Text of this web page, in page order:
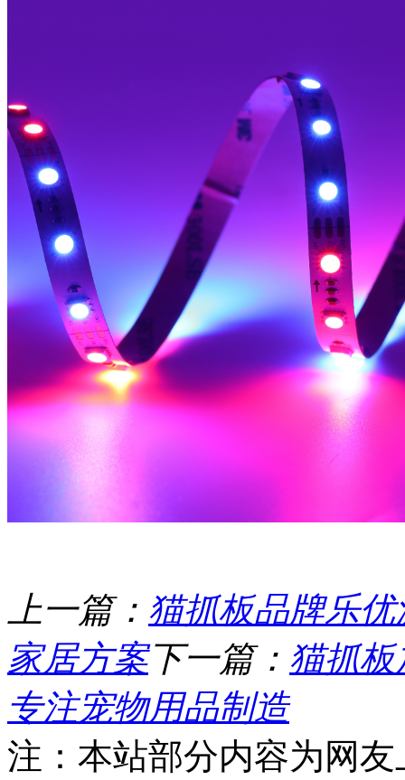
上一篇： 猫抓板品牌乐
家居方案下一篇： 猫抓
专注宠物用品制造
注：本站部分内容为网